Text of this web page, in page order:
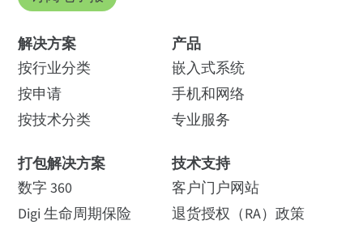
解决方案
按行业分类
按申请
按技术分类
打包解决方案
数字 360
Digi 生命周期保险
产品
嵌入式系统
手机和网络
专业服务
技术支持
客户门户网站
退货授权（RA）政策